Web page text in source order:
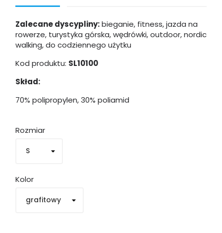
Zalecane dyscypliny:bieganie, fitness, jazda na
rowerze, turystyka górska, wędrówki, outdoor, nordic
walking, do codziennego użytku
Kod produktu: SL10100
Skład:
70% polipropylen, 30% poliamid
Rozmiar
Kolor